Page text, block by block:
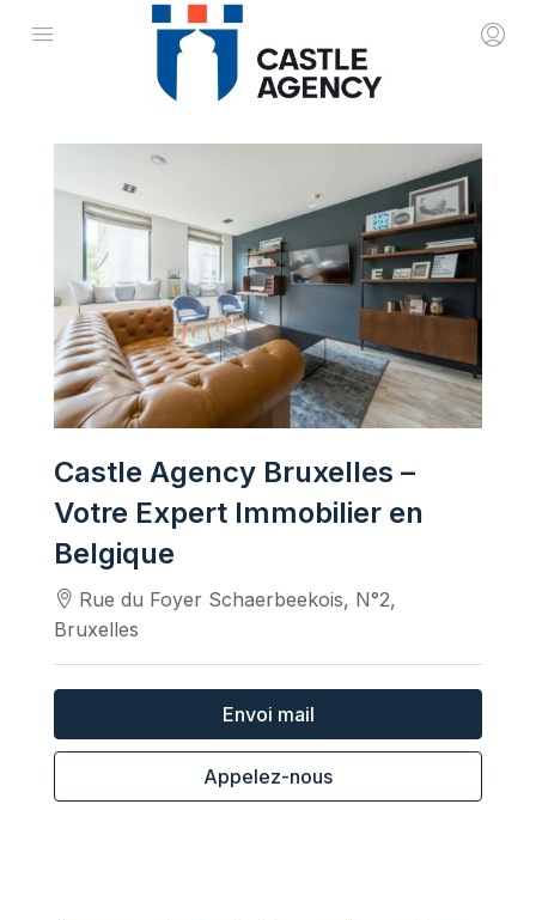
Castle Agency Bruxelles –
Votre Expert Immobilier en
Belgique
Rue du Foyer Schaerbeekois, N°2,
Bruxelles
Envoi mail
Appelez-nous